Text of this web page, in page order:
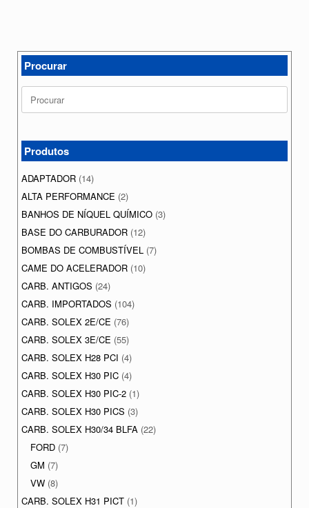
Procurar
Search
for:
Produtos
ADAPTADOR (14)
ALTA PERFORMANCE (2)
BANHOS DE NÍQUEL QUÍMICO (3)
BASE DO CARBURADOR (12)
BOMBAS DE COMBUSTÍVEL (7)
CAME DO ACELERADOR (10)
CARB. ANTIGOS (24)
CARB. IMPORTADOS (104)
CARB. SOLEX 2E/CE (76)
CARB. SOLEX 3E/CE (55)
CARB. SOLEX H28 PCI (4)
CARB. SOLEX H30 PIC (4)
CARB. SOLEX H30 PIC-2 (1)
CARB. SOLEX H30 PICS (3)
CARB. SOLEX H30/34 BLFA (22)
FORD (7)
GM (7)
VW (8)
CARB. SOLEX H31 PICT (1)